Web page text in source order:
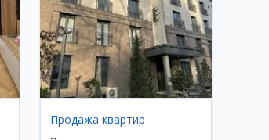
Продажа квартир